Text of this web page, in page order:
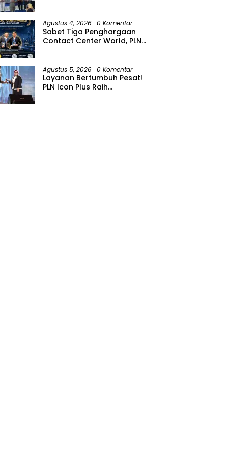
Agustus 4, 2026 0 Komentar
Sabet Tiga Penghargaan
Contact Center World, PLN
Center ICONNET
Agustus 5, 2026 0 Komentar
Layanan Bertumbuh Pesat!
PLN Icon Plus Raih